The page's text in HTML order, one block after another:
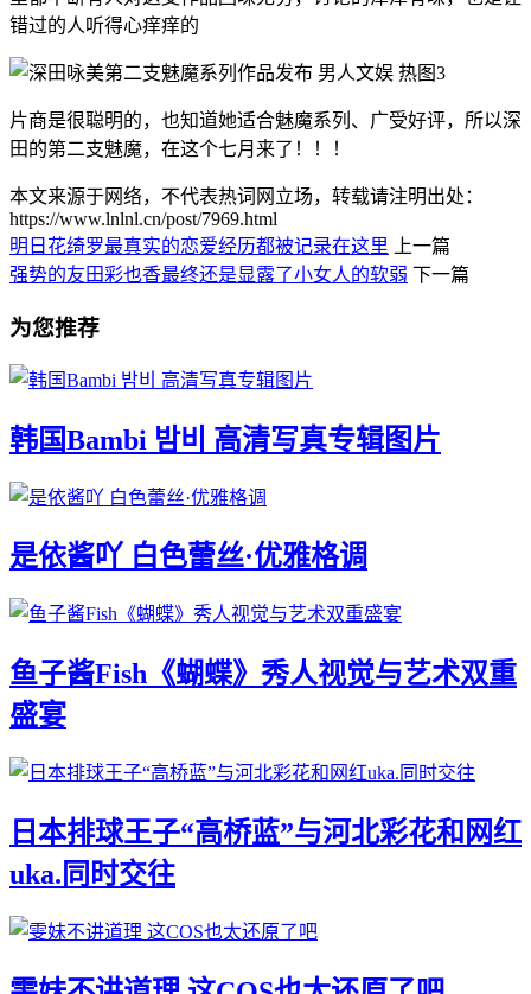
错过的人听得心痒痒的
片商是很聪明的，也知道她适合魅魔系列、广受好评，所以深
田的第二支魅魔，在这个七月来了！！！
本文来源于网络，不代表热词网立场，转载请注明出处：
https://www.lnlnl.cn/post/7969.html
明日花绮罗最真实的恋爱经历都被记录在这里
上一篇
强势的友田彩也香最终还是显露了小女人的软弱 下一篇
为您推荐
韩国Bambi 밤비 高清写真专辑图片
是依酱吖 白色蕾丝·优雅格调
鱼子酱Fish《蝴蝶》秀人视觉与艺术双重
盛宴
日本排球王子“高桥蓝”与河北彩花和网红
uka.同时交往